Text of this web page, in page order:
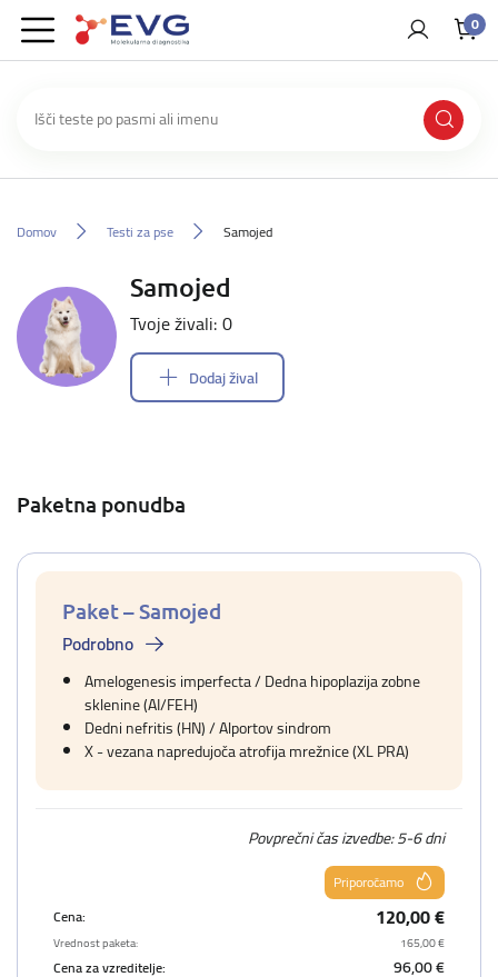
0
Domov Testi za pse Samojed
Samojed
Tvoje živali: 0
Dodaj žival
Paketna ponudba
Paket – Samojed
Podrobno
Amelogenesis imperfecta / Dedna hipoplazija zobne
sklenine (AI/FEH)
Dedni nefritis (HN) / Alportov sindrom
X - vezana napredujoča atrofija mrežnice (XL PRA)
Povprečni čas izvedbe: 5-6 dni
Priporočamo
Cena:
120,00 €
Vrednost paketa: 165,00 €
Cena za vzreditelje: 96,00 €